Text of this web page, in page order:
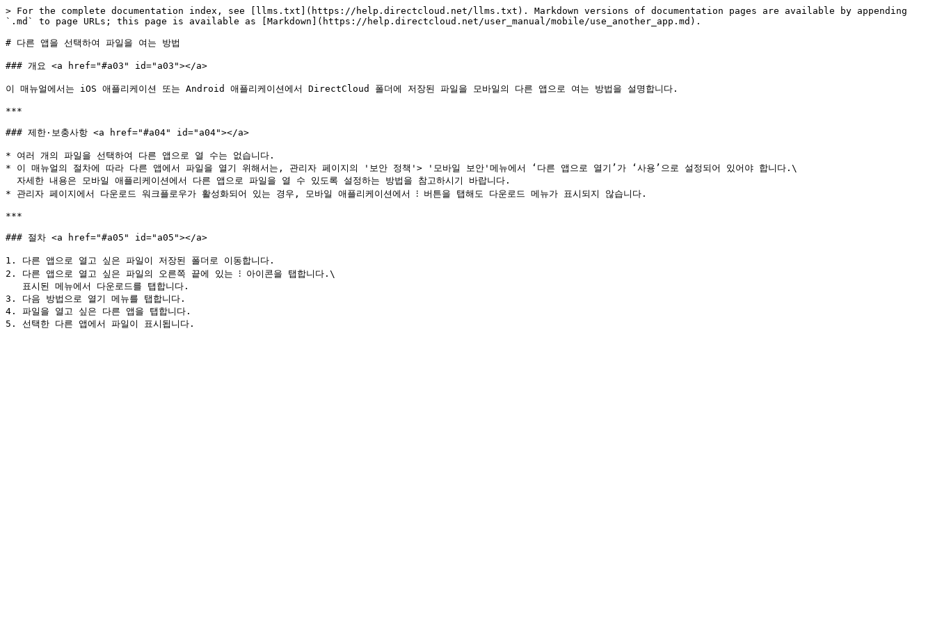
> For the complete documentation index, see [llms.txt](https://help.directcloud.net/llms.txt). Markdown versions of documentation pages are available by appending
`.md` to page URLs; this page is available as [Markdown](https://help.directcloud.net/user_manual/mobile/use_another_app.md).
# 다른 앱을 선택하여 파일을 여는 방법
### 개요 <a href="#a03" id="a03"></a>
이 매뉴얼에서는 iOS 애플리케이션 또는 Android 애플리케이션에서 DirectCloud 폴더에 저장된 파일을 모바일의 다른 앱으로 여는 방법을 설명합니다.
***
### 제한·보충사항 <a href="#a04" id="a04"></a>
* 여러 개의 파일을 선택하여 다른 앱으로 열 수는 없습니다.
* 이 매뉴얼의 절차에 따라 다른 앱에서 파일을 열기 위해서는, 관리자 페이지의 '보안 정책'> '모바일 보안'메뉴에서 ‘다른 앱으로 열기’가 ‘사용’으로 설정되어 있어야 합니다.\
* 관리자 페이지에서 다운로드 워크플로우가 활성화되어 있는 경우, 모바일 애플리케이션에서 ⁝ 버튼을 탭해도 다운로드 메뉴가 표시되지 않습니다.
***
### 절차 <a href="#a05" id="a05"></a>
1. 다른 앱으로 열고 싶은 파일이 저장된 폴더로 이동합니다.
2. 다른 앱으로 열고 싶은 파일의 오른쪽 끝에 있는 ⁝ 아이콘을 탭합니다.\
3. 다음 방법으로 열기 메뉴를 탭합니다.
4. 파일을 열고 싶은 다른 앱을 탭합니다.